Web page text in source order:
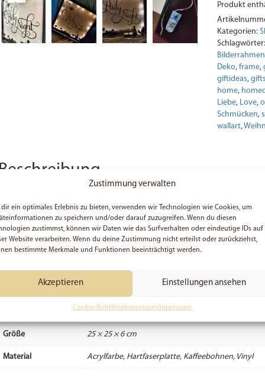
Zustimmung verwalten
dir ein optimales Erlebnis zu bieten, verwenden wir Technologien wie Cookies, um
zu speichern und/oder darauf zuzugreifen. Wenn du diesen
zustimmst, können wir Daten wie das Surfverhalten oder eindeutige IDs auf
Website verarbeiten. Wenn du deine Zustimmung nicht erteilst oder zurückziehst,
bestimmte Merkmale und Funktionen beeinträchtigt werden.
Akzeptieren Einstellungen ansehen
Cookie-Richtlinie Impressum Impressum
Shadowbox
Menge
Produkt
Kategorien:
Bilderrahmen
Deko, frame,
giftideas,
home,
Liebe, Love,
Schmücken,
wallart,
Beschreibung
kannst die Shadow Box entweder aufstellen oder an deine Wand
Ein wirklich super schönes Deko-Objekt. Perfekt für die
Shadowbox wird inkl. Batterien geliefert.
Zusätzliche Informationen
1850 g
Größe 25 × 25 × 6 cm
Material Acrylfarbe, Hartfaserplatte, Kaffeebohnen, Vinyl